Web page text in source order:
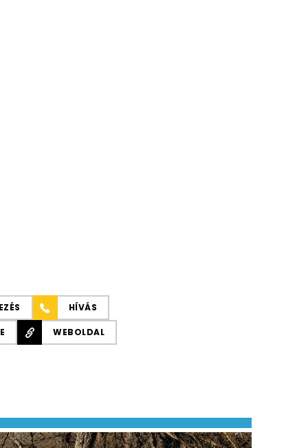
HÍVÁS
WEBOLDAL